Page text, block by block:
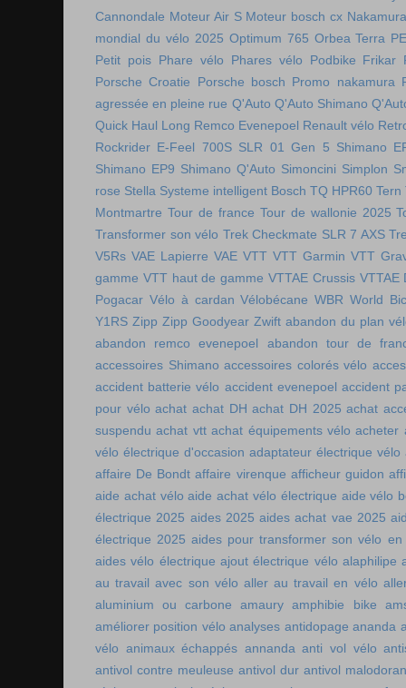
Cannondale Moteur Air S Moteur bosch cx
mondial du vélo 2025 Optimum 765 Orbea Terra
Petit pois Phare vélo Phares vélo Podbike Frikar
Porsche Croatie
Porsche bosch Promo nakamura
agressée en pleine rue Q'Auto Q'Auto Shimano
Quick Haul Long Remco Evenepoel Renault vélo
Rockrider E-Feel 700S SLR 01 Gen 5 Shimano
Shimano EP9 Shimano Q'Auto Simoncini Simplon
rose Stella Systeme intelligent Bosch TQ HPR60 Tern
Montmartre Tour de france Tour de wallonie 2025
Transformer son vélo Trek Checkmate SLR 7 AXS
V5Rs VAE Lapierre VAE VTT VTT Garmin VTT
gamme VTT haut de gamme VTTAE Crussis VTTAE
Pogacar Vélo à cardan Vélobécane WBR World
Y1RS Zipp Zipp Goodyear Zwift abandon du plan
abandon remco evenepoel
abandon tour de
accessoires Shimano accessoires colorés vélo
accident batterie vélo accident evenepoel accident
pour vélo achat achat DH achat DH 2025 achat
suspendu achat vtt achat équipements vélo acheter
vélo électrique d'occasion adaptateur électrique vélo
affaire De Bondt affaire virenque afficheur guidon
aide achat vélo aide achat vélo électrique aide vélo
électrique 2025 aides 2025 aides achat vae 2025
électrique 2025 aides pour transformer son vélo en
aides vélo électrique ajout électrique vélo alaphilipe
au travail avec son vélo aller au travail en vélo
aluminium ou carbone
amaury amphibie bike
améliorer position vélo analyses antidopage ananda
vélo animaux échappés annanda anti vol vélo
antivol contre meuleuse antivol dur antivol